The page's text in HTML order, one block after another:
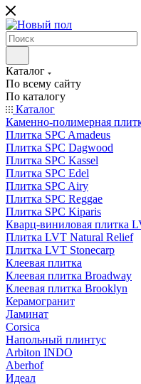
Каталог
По всему сайту
По каталогу
Каталог
Каменно-полимерная
Плитка SPC Amadeus
Плитка SPC Dagwood
Плитка SPC Kassel
Плитка SPC Edel
Плитка SPC Airy
Плитка SPC Reggae
Плитка SPC Kiparis
Кварц-виниловая плитка
Плитка LVT Natural Relief
Плитка LVT Stonecarp
Клеевая плитка
Клеевая плитка Broadway
Клеевая плитка Brooklyn
Керамогранит
Ламинат
Corsica
Напольный плинтус
Arbiton INDO
Aberhof
Идеал